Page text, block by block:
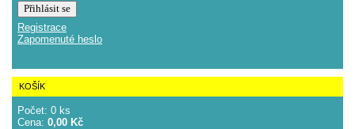
Registrace
Zapomenuté heslo
KOŠÍK
Počet: 0 ks
Cena: 0,00 Kč